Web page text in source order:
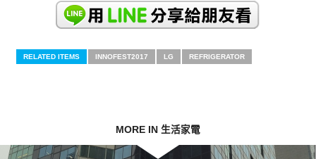
RELATED ITEMS INNOFEST2017 LG REFRIGERATOR
MORE IN 生活家電